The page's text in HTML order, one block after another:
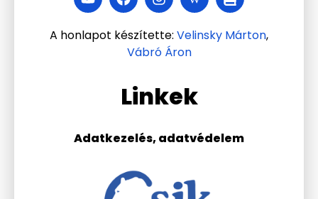
Linkek
Adatkezelés, adatvédelem
A honlapot készítette: Velinsky Márton,
Vábró Áron